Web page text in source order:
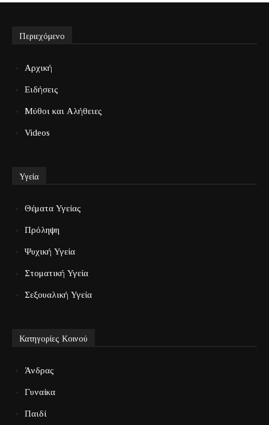
Περιεχόμενο
Αρχική
Ειδήσεις
Μύθοι και Αλήθειες
Videos
Υγεία
Θέματα Υγείας
Πρόληψη
Ψυχική Υγεία
Στοματική Υγεία
Σεξουαλική Υγεία
Κατηγορίες Κοινού
Άνδρας
Γυναίκα
Παιδί